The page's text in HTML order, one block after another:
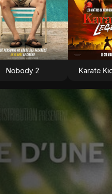
Nobody 2 Karate